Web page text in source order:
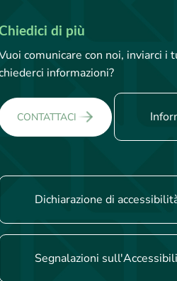
di più
comunicare con noi, inviarci
informazioni?
CONTATTACI
Dichiarazione di
Segnalazioni